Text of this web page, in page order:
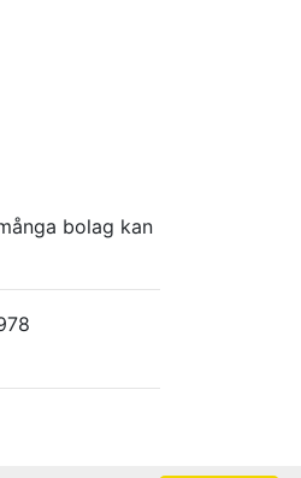
bolag kan